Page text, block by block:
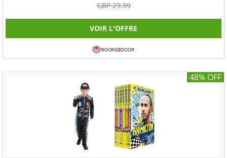
GBP 29.99
VOIR L'OFFRE
48% OFF